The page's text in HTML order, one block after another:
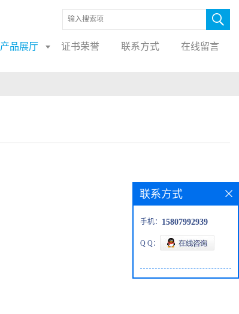
产品展厅 证书荣誉 联系方式 在线留言
联系方式
手机： 15807992939
Q Q：